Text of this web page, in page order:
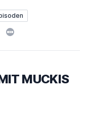
Letterboxd
MUCKIS